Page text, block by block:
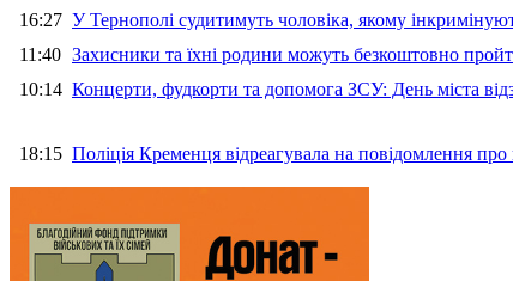
16:27 У Тернополі судитимуть чоловіка, якому
11:40 Захисники та їхні родини можуть безкоштовно
10:14 Концерти, фудкорти та допомога ЗСУ: День міста
18:15 Поліція Кременця відреагувала на повідомлення